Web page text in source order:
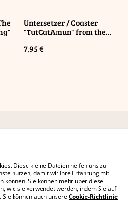
Untersetzer / Coaster
"TutCatAmun" from the
7,95 €
zur
Diese kleine Dateien helfen uns zu
nutzen, damit wir Ihre Erfahrung mit
können. Sie können mehr über diese
wie sie verwendet werden, indem Sie auf
Sie können auch unsereCookie-Richtlinie